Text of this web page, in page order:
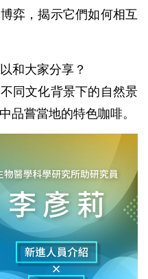
弈，揭示它們如何相互
和大家分享？
同文化背景下的自然景
品嘗當地的特色咖啡。